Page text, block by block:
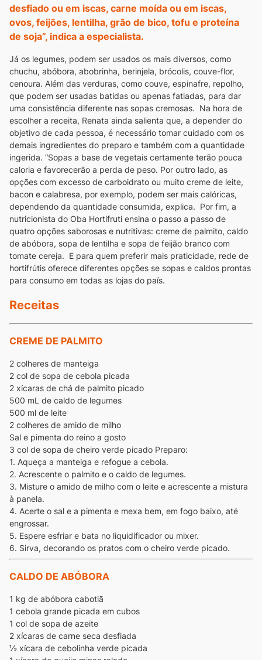
desfiado ou em iscas, carne moída ou em iscas,
ovos, feijões, lentilha, grão de bico, tofu e proteína
de soja”, indica a especialista.
Já os legumes, podem ser usados os mais diversos, como
chuchu, abóbora, abobrinha, berinjela, brócolis, couve-flor,
cenoura. Além das verduras, como couve, espinafre, repolho,
que podem ser usadas batidas ou apenas fatiadas, para dar
uma consistência diferente nas sopas cremosas. Na hora de
escolher a receita, Renata ainda salienta que, a depender do
objetivo de cada pessoa, é necessário tomar cuidado com os
demais ingredientes do preparo e também com a quantidade
ingerida. “Sopas a base de vegetais certamente terão pouca
caloria e favorecerão a perda de peso. Por outro lado, as
opções com excesso de carboidrato ou muito creme de leite,
bacon e calabresa, por exemplo, podem ser mais calóricas,
dependendo da quantidade consumida, explica. Por fim, a
nutricionista do Oba Hortifruti ensina o passo a passo de
quatro opções saborosas e nutritivas: creme de palmito, caldo
de abóbora, sopa de lentilha e sopa de feijão branco com
tomate cereja. E para quem preferir mais praticidade, rede de
hortifrútis oferece diferentes opções se sopas e caldos prontas
para consumo em todas as lojas do país.
Receitas
CREME DE PALMITO
2 colheres de manteiga
2 col de sopa de cebola picada
2 xícaras de chá de palmito picado
500 mL de caldo de legumes
500 ml de leite
2 colheres de amido de milho
Sal e pimenta do reino a gosto
3 col de sopa de cheiro verde picado Preparo:
1. Aqueça a manteiga e refogue a cebola.
2. Acrescente o palmito e o caldo de legumes.
3. Misture o amido de milho com o leite e acrescente a mistura
à panela.
4. Acerte o sal e a pimenta e mexa bem, em fogo baixo, até
engrossar.
5. Espere esfriar e bata no liquidificador ou mixer.
6. Sirva, decorando os pratos com o cheiro verde picado.
CALDO DE ABÓBORA
1 kg de abóbora cabotiã
1 cebola grande picada em cubos
1 col de sopa de azeite
2 xícaras de carne seca desfiada
½ xícara de cebolinha verde picada